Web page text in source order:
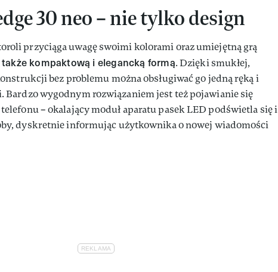
30 neo – nie tylko design
przyciąga uwagę swoimi kolorami oraz umiejętną grą
także kompaktową i elegancką formą. Dzięki smukłej,
bez problemu można obsługiwać go jedną ręką i
Bardzo wygodnym rozwiązaniem jest też pojawianie się
– okalający moduł aparatu pasek LED podświetla się i
dyskretnie informując użytkownika o nowej wiadomości